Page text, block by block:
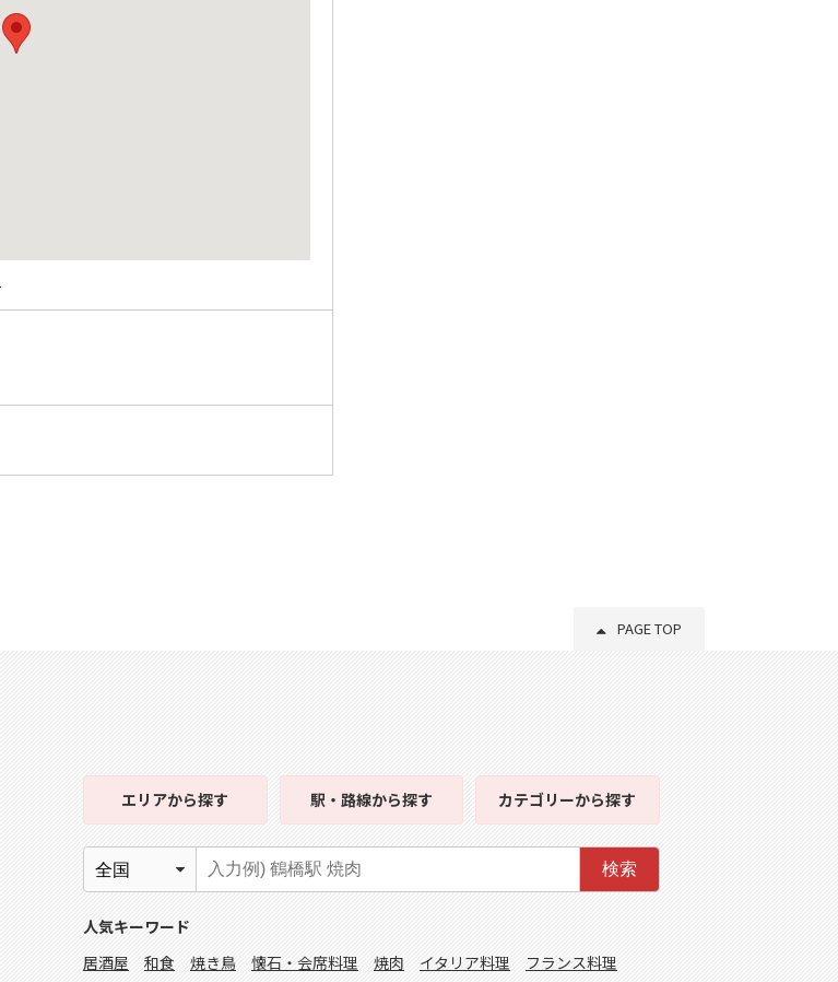
PAGE TOP
エリアから探す 駅・路線から探す カテゴリーから探す
検索
人気キーワード
居酒屋
和食 焼き鳥 懐石・会席料理 焼肉 イタリア料理 フランス料理